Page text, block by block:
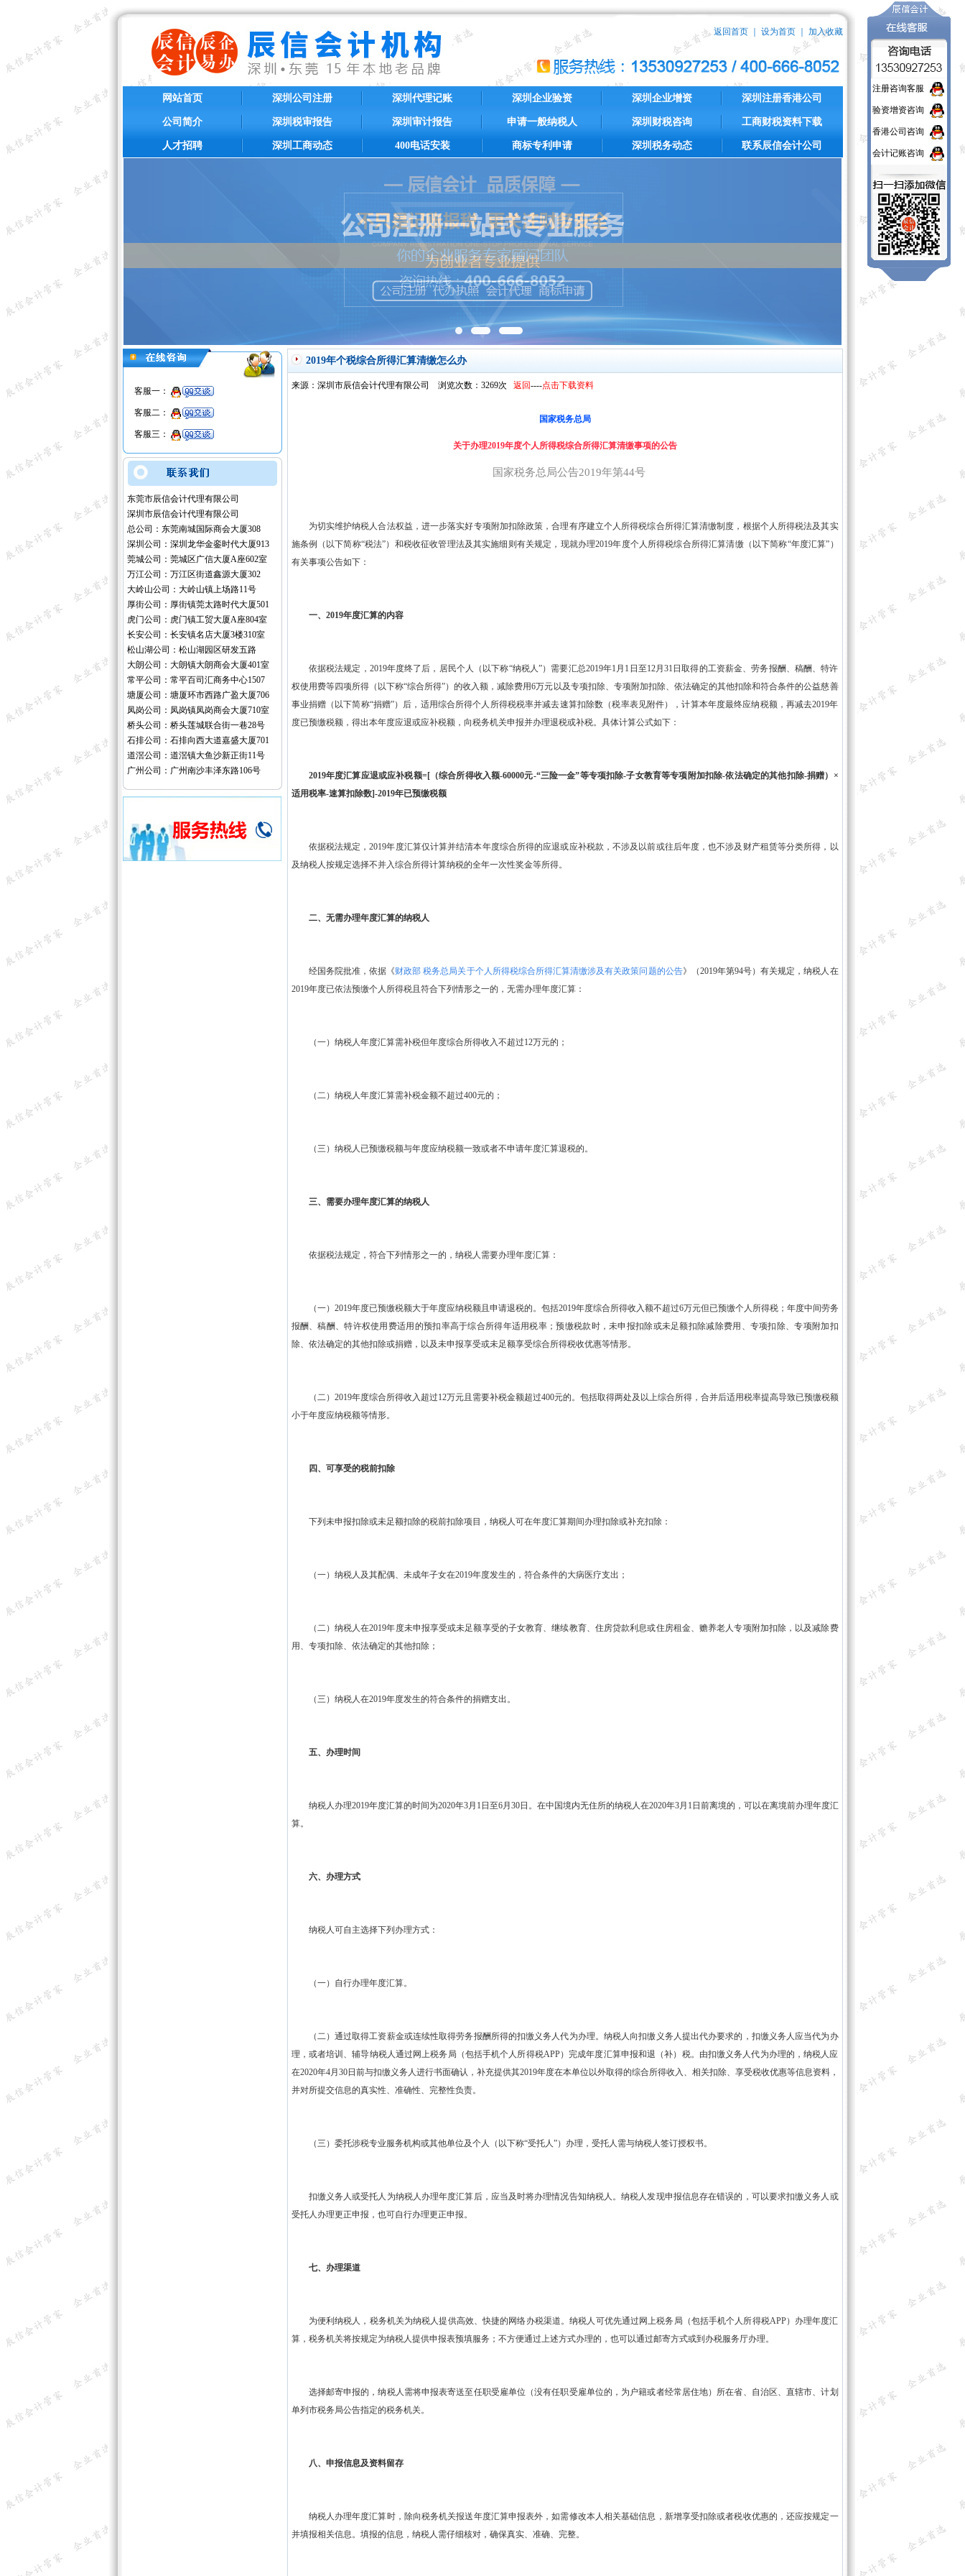
返回首页｜ 设为首页｜ 加入收藏
网站首页
公司简介
人才招聘
深圳公司注册
深圳税审报告
深圳工商动态
深圳代理记账
深圳审计报告
400电话安装
深圳企业验资
申请一般纳税人
商标专利申请
深圳企业增资
深圳财税咨询
深圳税务动态
深圳注册香港公司
工商财税资料下载
联系辰信会计公司
客服一：
客服二：
客服三：
东莞市辰信会计代理有限公司
深圳市辰信会计代理有限公司
总公司：东莞南城国际商会大厦308
深圳公司：深圳龙华金銮时代大厦913
莞城公司：莞城区广信大厦A座602室
万江公司：万江区街道鑫源大厦302
大岭山公司：大岭山镇上场路11号
厚街公司：厚街镇莞太路时代大厦501
虎门公司：虎门镇工贸大厦A座804室
长安公司：长安镇名店大厦3楼310室
松山湖公司：松山湖园区研发五路
大朗公司：大朗镇大朗商会大厦401室
常平公司：常平百司汇商务中心1507
塘厦公司：塘厦环市西路广盈大厦706
凤岗公司：凤岗镇凤岗商会大厦710室
桥头公司：桥头莲城联合街一巷28号
石排公司：石排向西大道嘉盛大厦701
道滘公司：道滘镇大鱼沙新正街11号
广州公司：广州南沙丰泽东路106号
2019年个税综合所得汇算清缴怎么办
来源：深圳市辰信会计代理有限公司 浏览次数：3269次 返回----点击下载资料
国家税务总局
关于办理2019年度个人所得税综合所得汇算清缴事项的公告
国家税务总局公告2019年第44号
为切实维护纳税人合法权益，进一步落实好专项附加扣除政策，合理有序建立个人所得税综合所得汇算清缴制度，根据个人所得税法及其实
施条例（以下简称“税法”）和税收征收管理法及其实施细则有关规定，现就办理2019年度个人所得税综合所得汇算清缴（以下简称“年度汇算”）
有关事项公告如下：
一、2019年度汇算的内容
依据税法规定，2019年度终了后，居民个人（以下称“纳税人”）需要汇总2019年1月1日至12月31日取得的工资薪金、劳务报酬、稿酬、特许
权使用费等四项所得（以下称“综合所得”）的收入额，减除费用6万元以及专项扣除、专项附加扣除、依法确定的其他扣除和符合条件的公益慈善
事业捐赠（以下简称“捐赠”）后，适用综合所得个人所得税税率并减去速算扣除数（税率表见附件），计算本年度最终应纳税额，再减去2019年
度已预缴税额，得出本年度应退或应补税额，向税务机关申报并办理退税或补税。具体计算公式如下：
2019年度汇算应退或应补税额=[（综合所得收入额-60000元-“三险一金”等专项扣除-子女教育等专项附加扣除-依法确定的其他扣除-捐赠）×
适用税率-速算扣除数]-2019年已预缴税额
依据税法规定，2019年度汇算仅计算并结清本年度综合所得的应退或应补税款，不涉及以前或往后年度，也不涉及财产租赁等分类所得，以
及纳税人按规定选择不并入综合所得计算纳税的全年一次性奖金等所得。
二、无需办理年度汇算的纳税人
经国务院批准，依据《财政部 税务总局关于个人所得税综合所得汇算清缴涉及有关政策问题的公告》（2019年第94号）有关规定，纳税人在
2019年度已依法预缴个人所得税且符合下列情形之一的，无需办理年度汇算：
（一）纳税人年度汇算需补税但年度综合所得收入不超过12万元的；
（二）纳税人年度汇算需补税金额不超过400元的；
（三）纳税人已预缴税额与年度应纳税额一致或者不申请年度汇算退税的。
三、需要办理年度汇算的纳税人
依据税法规定，符合下列情形之一的，纳税人需要办理年度汇算：
（一）2019年度已预缴税额大于年度应纳税额且申请退税的。包括2019年度综合所得收入额不超过6万元但已预缴个人所得税；年度中间劳务
报酬、稿酬、特许权使用费适用的预扣率高于综合所得年适用税率；预缴税款时，未申报扣除或未足额扣除减除费用、专项扣除、专项附加扣
除、依法确定的其他扣除或捐赠，以及未申报享受或未足额享受综合所得税收优惠等情形。
（二）2019年度综合所得收入超过12万元且需要补税金额超过400元的。包括取得两处及以上综合所得，合并后适用税率提高导致已预缴税额
小于年度应纳税额等情形。
四、可享受的税前扣除
下列未申报扣除或未足额扣除的税前扣除项目，纳税人可在年度汇算期间办理扣除或补充扣除：
（一）纳税人及其配偶、未成年子女在2019年度发生的，符合条件的大病医疗支出；
（二）纳税人在2019年度未申报享受或未足额享受的子女教育、继续教育、住房贷款利息或住房租金、赡养老人专项附加扣除，以及减除费
用、专项扣除、依法确定的其他扣除；
（三）纳税人在2019年度发生的符合条件的捐赠支出。
五、办理时间
纳税人办理2019年度汇算的时间为2020年3月1日至6月30日。在中国境内无住所的纳税人在2020年3月1日前离境的，可以在离境前办理年度汇
算。
六、办理方式
纳税人可自主选择下列办理方式：
（一）自行办理年度汇算。
（二）通过取得工资薪金或连续性取得劳务报酬所得的扣缴义务人代为办理。纳税人向扣缴义务人提出代办要求的，扣缴义务人应当代为办
理，或者培训、辅导纳税人通过网上税务局（包括手机个人所得税APP）完成年度汇算申报和退（补）税。由扣缴义务人代为办理的，纳税人应
在2020年4月30日前与扣缴义务人进行书面确认，补充提供其2019年度在本单位以外取得的综合所得收入、相关扣除、享受税收优惠等信息资料，
并对所提交信息的真实性、准确性、完整性负责。
（三）委托涉税专业服务机构或其他单位及个人（以下称“受托人”）办理，受托人需与纳税人签订授权书。
扣缴义务人或受托人为纳税人办理年度汇算后，应当及时将办理情况告知纳税人。纳税人发现申报信息存在错误的，可以要求扣缴义务人或
受托人办理更正申报，也可自行办理更正申报。
七、办理渠道
为便利纳税人，税务机关为纳税人提供高效、快捷的网络办税渠道。纳税人可优先通过网上税务局（包括手机个人所得税APP）办理年度汇
算，税务机关将按规定为纳税人提供申报表预填服务；不方便通过上述方式办理的，也可以通过邮寄方式或到办税服务厅办理。
选择邮寄申报的，纳税人需将申报表寄送至任职受雇单位（没有任职受雇单位的，为户籍或者经常居住地）所在省、自治区、直辖市、计划
单列市税务局公告指定的税务机关。
八、申报信息及资料留存
纳税人办理年度汇算时，除向税务机关报送年度汇算申报表外，如需修改本人相关基础信息，新增享受扣除或者税收优惠的，还应按规定一
并填报相关信息。填报的信息，纳税人需仔细核对，确保真实、准确、完整。
注册咨询客服
验资增资咨询
香港公司咨询
会计记账咨询